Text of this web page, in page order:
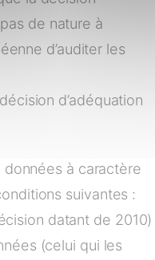
de nature à
d’auditer les
d’adéquation
données à caractère
suivantes :
datant de 2010)
(celui qui les